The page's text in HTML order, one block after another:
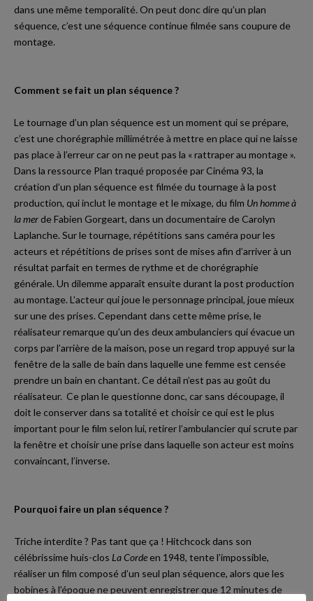
dans une même temporalité. On peut donc dire qu’un plan
séquence, c’est une séquence continue filmée sans coupure de
montage.
Comment se fait un plan séquence ?
Le tournage d’un plan séquence est un moment qui se prépare,
c’est une chorégraphie millimétrée à mettre en place qui ne laisse
pas place à l’erreur car on ne peut pas la « rattraper au montage ».
Dans la ressource Plan traquéproposée par Cinéma 93, la
création d’un plan séquence est filmée du tournage à la post
production, qui inclut le montage et le mixage, du film Un homme à
la merde Fabien Gorgeart, dans un documentaire de Carolyn
Laplanche. Sur le tournage, répétitions sans caméra pour les
acteurs et répétitions de prises sont de mises afin d’arriver à un
résultat parfait en termes de rythme et de chorégraphie
générale. Un dilemme apparaît ensuite durant la post production
au montage. L’acteur qui joue le personnage principal, joue mieux
sur une des prises. Cependant dans cette même prise, le
réalisateur remarque qu’un des deux ambulanciers qui évacue un
corps par l’arrière de la maison, pose un regard trop appuyé sur la
fenêtre de la salle de bain dans laquelle une femme est censée
prendre un bain en chantant. Ce détail n’est pas au goût du
réalisateur. Ce plan le questionne donc, car sans découpage, il
doit le conserver dans sa totalité et choisir ce qui est le plus
important pour le film selon lui, retirer l’ambulancier qui scrute par
la fenêtre et choisir une prise dans laquelle son acteur est moins
convaincant, l’inverse.
Pourquoi faire un plan séquence ?
Triche interdite ? Pas tant que ça ! Hitchcock dans son
célébrissime huis-clos La Cordeen 1948, tente l’impossible,
réaliser un film composé d’un seul plan séquence, alors que les
bobines à l’époque ne peuvent enregistrer que 12 minutes de